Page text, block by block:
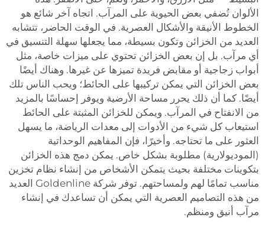
الألوان تُضفي بعض الحيوية على المرآب. اتجاه آخر شائع هو
الخطوط الأنيقة والأشكال العصرية. في الوقت الحاضر، تتشابه
العديد من الخزائن وتكون بسيطة، مما يجعلها سهلة التنسيق في
أي مرآب. بل إن بعض الخزائن تحتوي على ميزات خاصة، مثل
أبواب زجاجية أو مقابض فريدة تميزها عن غيرها. وهناك أيضًا
بعض الخزائن التي يمكن تركيبها على الحائط؛ ويحب الناس تلك
أيضًا. كما أن ذلك يحرر مساحة الأرضية ويوفر إحساسًا بالمزيد
من الانفتاح في المرآب. ويمكن للخزائن المثبتة على الحائط
استيعاب كل شيء من الأدوات إلى معدات الرياضة، ما يسهل
العثور على ما تحتاجه. وأخيرًا، فإن المفاهيم الوحداتية
(الموديولارية) مطلوبة بشكل خاص. يمكن دمج هذه الخزائن
بتكوينات مختلفة بحيث يتمكن الأشخاص من إنشاء نظام تخزين
مناسب تمامًا لهم ولمساحتهم. توفر شركة Goldenline العديد
من هذه التصاميم العصرية التي يمكن أن تساعدك في إنشاء
مرآب أنيق ومنظم.